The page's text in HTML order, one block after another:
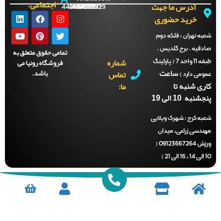
آدرس ما جهت
خرید حضوری
تهران :فلکه دوم
. برج گلدیس .
طبقه 11 واحد 7 ( پارکینگ
دارد )ساعت
شنبه تا
10 الی 19
کرج :شهرک ویلایی
زراعی، میدان
ورزش 09123667264 (
شماره
تماس
44288929
44288700
44288701
44288702
اجتماعی:
تمامی حقوق متعلق به
فروشگاه رونیا می